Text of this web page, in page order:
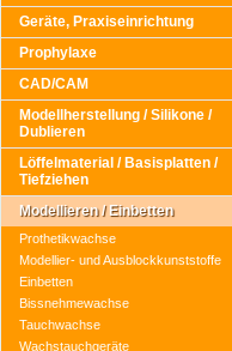
Geräte, Praxiseinrichtung
Prophylaxe
CAD/CAM
Modellherstellung / Silikone /
Dublieren
Löffelmaterial / Basisplatten /
Tiefziehen
Modellieren / Einbetten
Prothetikwachse
Modellier- und Ausblockkunststoffe
Einbetten
Bissnehmewachse
Tauchwachse
Wachstauchgeräte